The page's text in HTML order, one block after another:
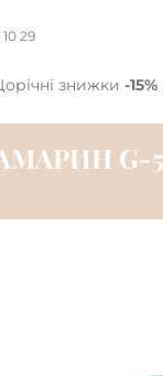
29
знижки -15%
G-